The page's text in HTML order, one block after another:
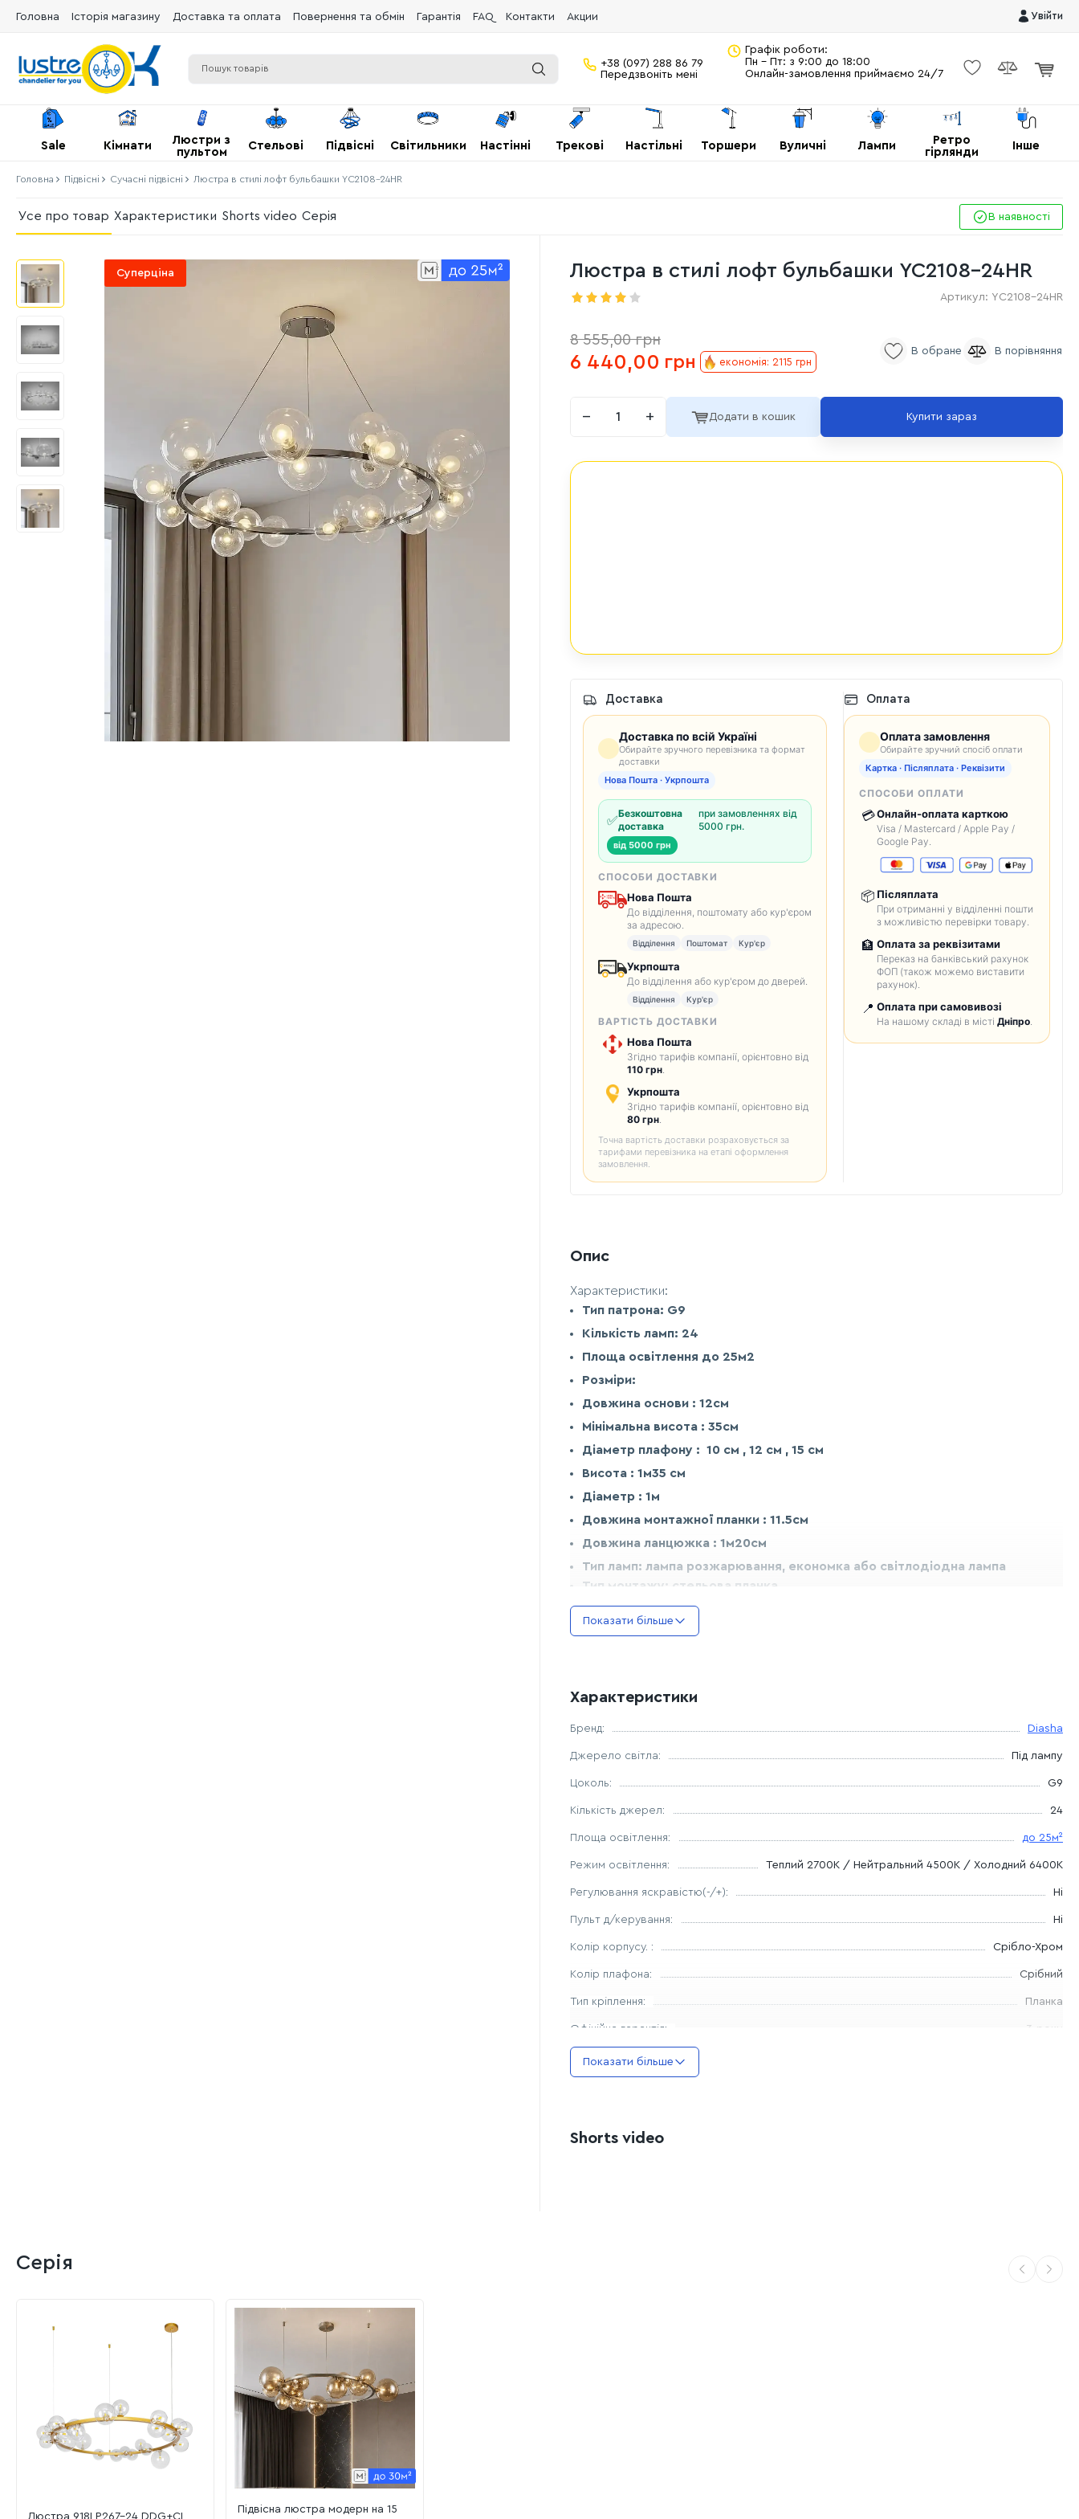
Головна Історія магазину Доставка та оплата Повернення та обмін Гарантія FAQ Контакти Акции Увійти
+38 (097) 288 86 79
Передзвоніть мені
Графік роботи:
Пн - Пт: з 9:00 до 18:00
Онлайн-замовлення приймаємо 24/7
Sale Кімнати
Люстри з
пультом
Стельові Підвісні Світильники Настінні Трекові Настільні Торшери Вуличні Лампи
Ретро
гірлянди
Інше
Головна Підвісні Сучасні підвісні Люстра в стилі лофт бульбашки YC2108-24HR
Усе про товар Характеристики Shorts video Серія В наявності
Суперціна Люстра в стилі лофт бульбашки YC2108-24HR
Артикул: YC2108-24HR
8 555,00 грн
6 440,00 грн економія: 2115 грн
− + Додати в кошик Купити зараз
Доставка
Доставка по всій Україні
Обирайте зручного перевізника та формат
доставки
Нова Пошта · Укрпошта
✅Безкоштовна
доставка
при замовленнях від
5000 грн.
від 5000 грн
СПОСОБИ ДОСТАВКИ
Нова Пошта
До відділення, поштомату або кур'єром
за адресою.
Відділення Поштомат Кур'єр
Укрпошта
До відділення або кур'єром до дверей.
Відділення Кур'єр
ВАРТІСТЬ ДОСТАВКИ
Нова Пошта
Згідно тарифів компанії, орієнтовно від
110 грн.
Укрпошта
Згідно тарифів компанії, орієнтовно від
80 грн.
Точна вартість доставки розраховується за
тарифами перевізника на етапі оформлення
замовлення.
Оплата
Оплата замовлення
Обирайте зручний спосіб оплати
Картка · Післяплата · Реквізити
СПОСОБИ ОПЛАТИ
💳Онлайн-оплата карткою
Visa / Mastercard / Apple Pay /
Google Pay.
📦 Післяплата
При отриманні у відділенні пошти
з можливістю перевірки товару.
🏦 Оплата за реквізитами
Переказ на банківський рахунок
ФОП (також можемо виставити
рахунок).
📍 Оплата при самовивозі
На нашому складі в містіДніпро.
Опис
Характеристики:
Тип патрона: G9
Кількість ламп: 24
Площа освітлення до 25м2
Розміри:
Довжина основи : 12см
Мінімальна висота : 35см
Діаметр плафону : 10 см , 12 см , 15 см
Висота : 1м35 см
Діаметр : 1м
Довжина монтажної планки : 11.5см
Довжина ланцюжка : 1м20см
Тип ламп: лампа розжарювання, економка або світлодіодна лампа
Тип монтажу: стельова планка.
Матеріал корпусу: метал, акрил(скло)
Колір корпусу: хром
Оплата на пошті при отриманні, Або на карту Приват-Банку!
Показати більше
Характеристики
Бренд: Diasha
Джерело світла: Під лампу
Цоколь: G9
Кількість джерел: 24
Площа освітлення: до 25м²
Режим освітлення: Теплий 2700К / Нейтральний 4500К / Холодний 6400К
Регулювання яскравістю(-/+): Ні
Пульт д/керування: Ні
Колір корпусу. : Срібло-Хром
Колір плафона: Срібний
Тип кріплення: Планка
Офіційна гарантія: 3-роки
Діаметр.:
Показати більше
Shorts video
Серія
Люстра 918LP267-24 DDG+CL
Підвісна люстра модерн на 15